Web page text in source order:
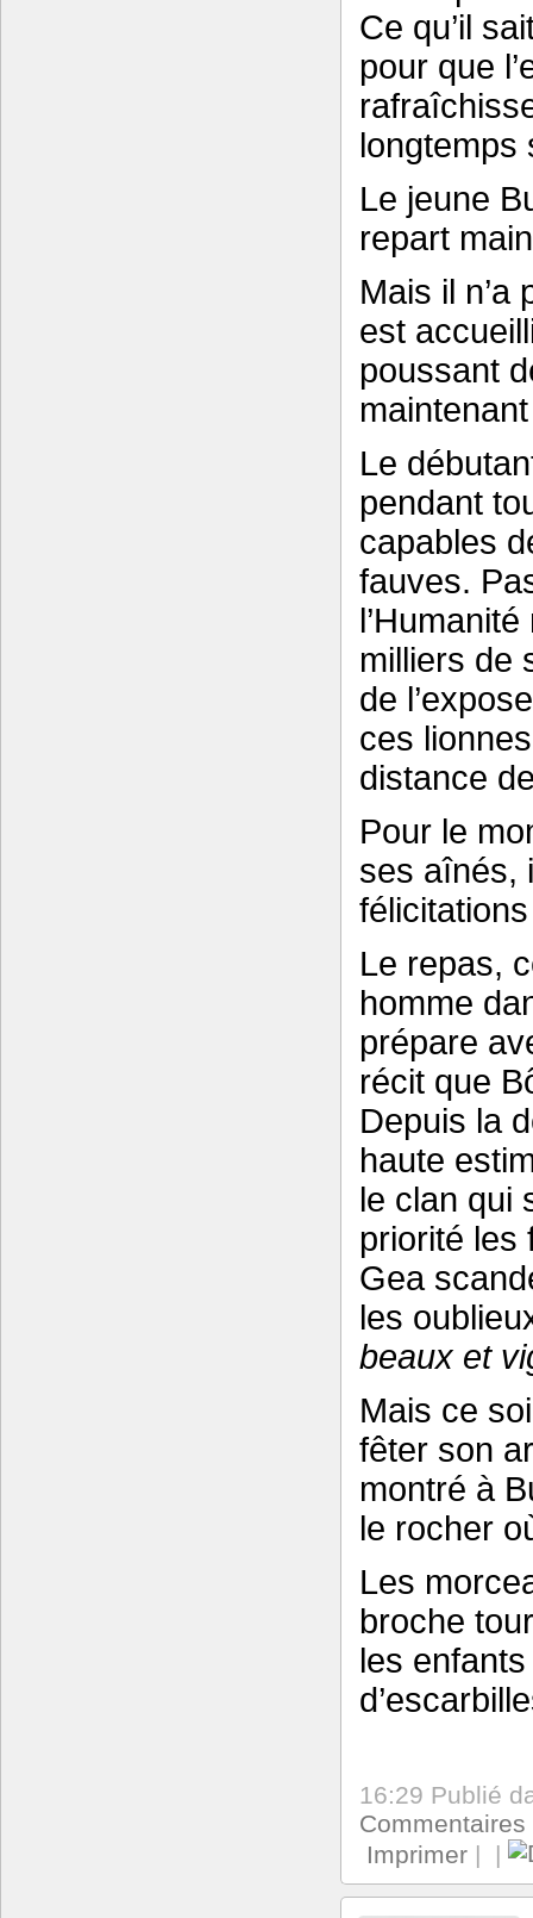
Ce qu’il
pour que
longtemps
Le jeune
repart
Mais il n’a
est
poussant
Le
pendant
capables
fauves.
milliers de
de
ces
distance
Pour le
ses aînés,
Le repas,
homme
prépare
récit que
Depuis la
haute
le clan qui
priorité les
Gea
les
beaux et
Mais ce
fêter son
montré à
le rocher
Les
broche
les
16:29 Publié
Commentaires
Imprimer | |